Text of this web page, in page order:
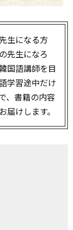
生になる方
先生になろ
国語講師を目
学習途中だけ
、書籍の内容
けします。